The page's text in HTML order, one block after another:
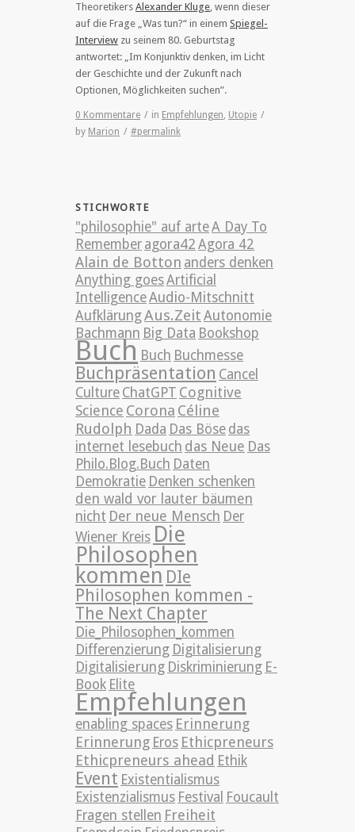
Theoretikers Alexander Kluge, wenn dieser
auf die Frage „Was tun?“ in einem Spiegel-
Interview zu seinem 80. Geburtstag
antwortet: „Im Konjunktiv denken, im Licht
der Geschichte und der Zukunft nach
Optionen, Möglichkeiten suchen”.
0 Kommentare / in Empfehlungen, Utopie /
by Marion / #permalink
STICHWORTE
"philosophie" auf arteA Day To
Remember agora42 Agora 42
Alain de Botton anders denken
Anything goesArtificial
IntelligenceAudio-Mitschnitt
AufklärungAus.Zeit Autonomie
Bachmann Big Data Bookshop
Buch Buch Buchmesse
Buchpräsentation Cancel
Culture ChatGPT Cognitive
Science Corona Céline
Rudolph Dada Das Böse das
internet lesebuch das Neue Das
Philo.Blog.Buch Daten
Demokratie Denken schenken
den wald vor lauter bäumen
nicht Der neue Mensch Der
Wiener Kreis Die
Philosophen
kommen DIe
Philosophen kommen -
The Next Chapter
Die_Philosophen_kommen
Differenzierung Digitalisierung
Digitalisierung Diskriminierung E-
Book Elite
Empfehlungen
enabling spaces Erinnerung
Erinnerung Eros Ethicpreneurs
Ethicpreneurs ahead Ethik
Event Existentialismus
Existenzialismus Festival Foucault
Fragen stellen Freiheit